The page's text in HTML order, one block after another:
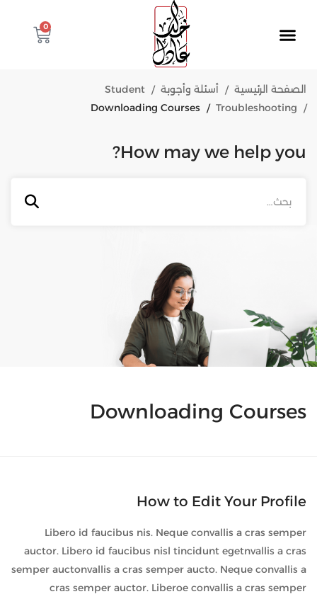
0
الصفحة الرئيسية أسئلة وأجوبة
Student
Troubleshooting
Downloading Courses
How may we help you?
Downloading Courses
How to Edit Your Profile
Libero id faucibus nis. Neque convallis a cras semper
auctor. Libero id faucibus nisl tincidunt egetnvallis a cras
semper auctonvallis a cras semper aucto. Neque convallis a
cras semper auctor. Liberoe convallis a cras semper